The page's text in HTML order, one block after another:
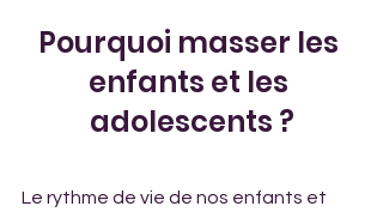
Pourquoi masser les
enfants et les
adolescents ?
Le rythme de vie de nos enfants et